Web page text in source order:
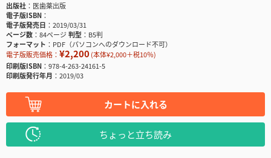
出版社
医歯薬出版
電子版ISBN
電子版発売日
2019/03/31
ページ数
84ページ判型
B5判
フォーマット
PDF（パソコンへのダウンロード不可）
電子版販売価格： ¥2,200(本体¥2,000＋税10％)
印刷版ISBN
978-4-263-24161-5
印刷版発行年月
2019/03
カートに入れる
ちょっと立ち読み